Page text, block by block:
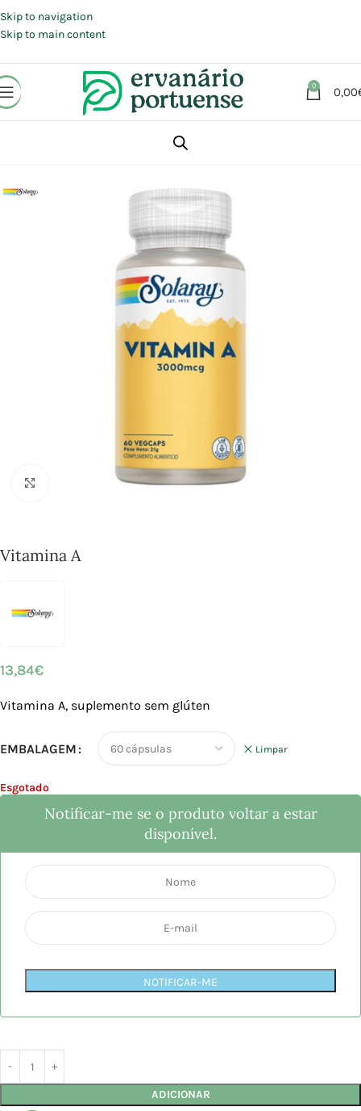
Skip to navigation
Skip to main content
0 0,00
Suplementos alimentares
Click to enlarge
Vitamina A
13,84€
Vitamina A, suplemento sem glúten
EMBALAGEM Limpar
Esgotado
Notificar-me se o produto voltar a estar
disponível.
NOTIFICAR-ME
ADICIONAR